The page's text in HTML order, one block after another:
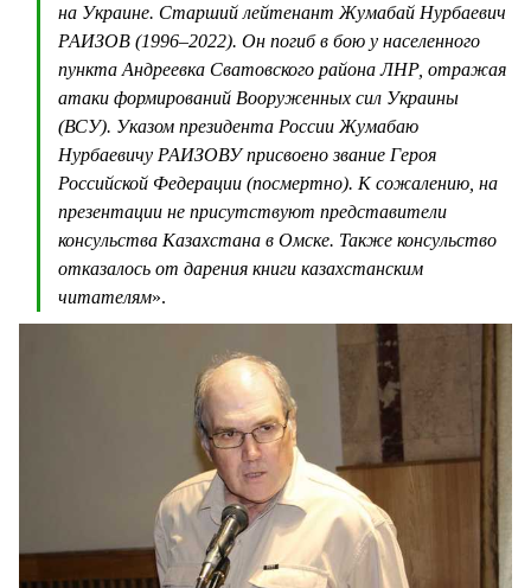
на Украине. Старший лейтенант Жумабай Нурбаевич
РАИЗОВ (1996–2022). Он погиб в бою у населенного
пункта Андреевка Сватовского района ЛНР, отражая
атаки формирований Вооруженных сил Украины
(ВСУ). Указом президента России Жумабаю
Нурбаевичу РАИЗОВУ присвоено звание Героя
Российской Федерации (посмертно). К сожалению, на
презентации не присутствуют представители
консульства Казахстана в Омске. Также консульство
отказалось от дарения книги казахстанским
читателям».